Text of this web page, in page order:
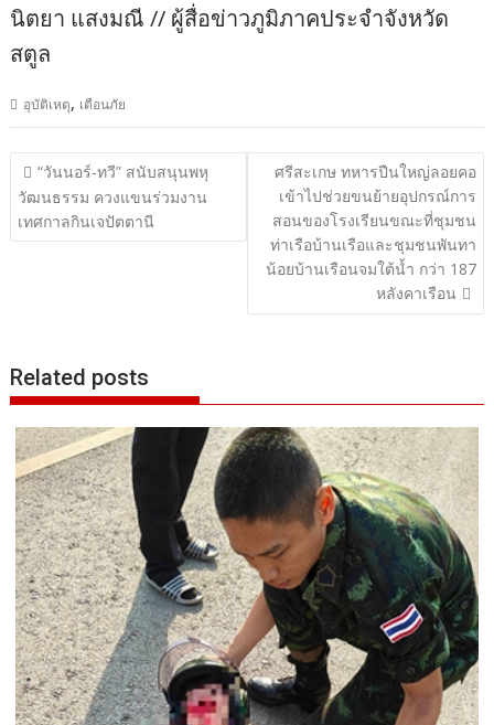
นิตยา แสงมณี // ผู้สื่อข่าวภูมิภาคประจำจังหวัด
สตูล
อุบัติเหตุ, เตือนภัย
แนะแนว
เรื่อง
“วันนอร์-ทวี” สนับสนุนพหุ
วัฒนธรรม ควงแขนร่วมงาน
เทศกาลกินเจปัตตานี
ศรีสะเกษ ทหารปืนใหญ่ลอยคอ
เข้าไปช่วยขนย้ายอุปกรณ์การ
สอนของโรงเรียนขณะที่ชุมชน
ท่าเรือบ้านเรือและชุมชนพันทา
น้อยบ้านเรือนจมใต้น้ำ กว่า 187
หลังคาเรือน
Related posts